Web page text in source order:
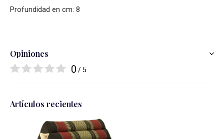
Profundidad en cm: 8
Opiniones
0 / 5
Artículos recientes